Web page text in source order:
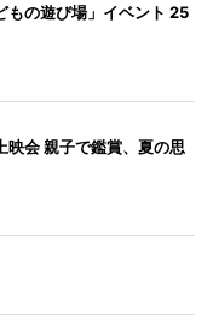
もの遊び場」イベント 25
映会 親子で鑑賞、夏の思